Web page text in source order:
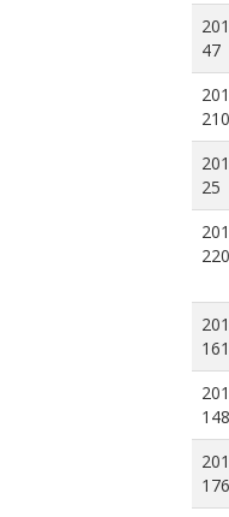
47
210
25
220
161
148
176